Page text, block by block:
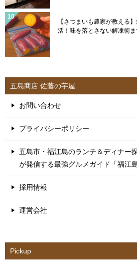
【さつまいも農家が教える
活！味を落とさない解凍術
五島商店 佐藤の芋屋
お問い合わせ
プライバシーポリシー
五島市・福江島のランチ＆ディナー
が発信する最強グルメガイド「福江
採用情報
運営会社
Pickup